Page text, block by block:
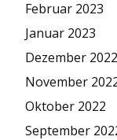
Februar 2023
Januar 2023
Dezember 2022
November
Oktober 2022
September